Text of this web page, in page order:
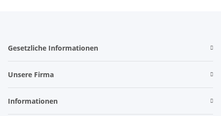
Gesetzliche Informationen
Unsere Firma
Informationen